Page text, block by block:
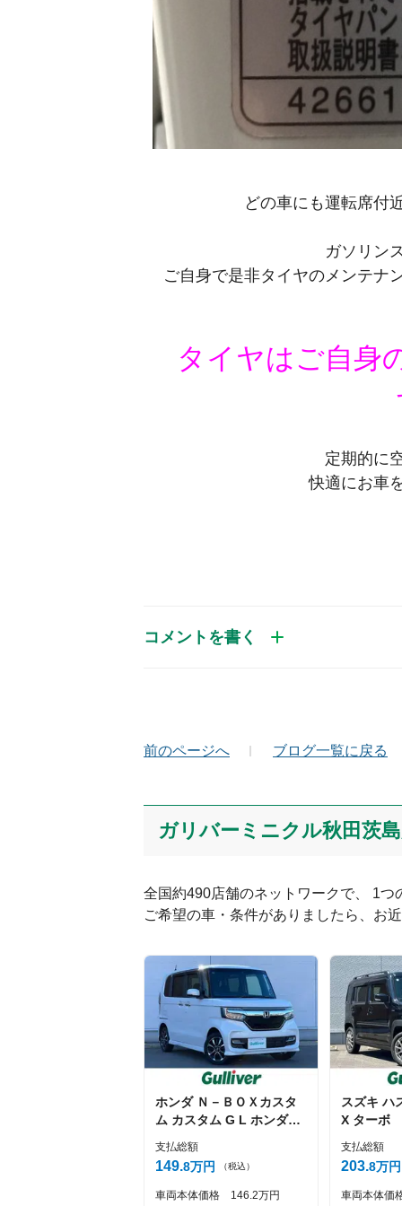
どの車にも運転席付
ガソリン
ご自身で是非タイヤのメンテナ
タイヤはご自身
定期的に
快適にお車
コメントを書く
Captcha
前のページへ ブログ一覧に戻る
ガリバーミニクル秋田茨
全国約490店舗のネットワークで、 1
ご希望の車・条件がありましたら、お
ホンダ Ｎ－ＢＯＸカスタ
ム カスタム G L ホンダセ
支払総額
149 8万円 （税込）
車両本体価格 146 2万円
スズキ ハ
X ターボ
支払総額
203 8万円
車両本体価